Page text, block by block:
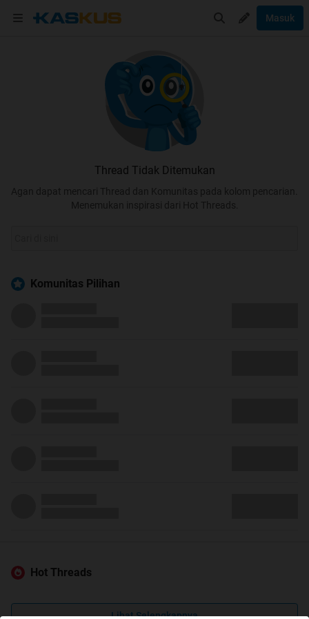
Masuk
Thread Tidak Ditemukan
Agan dapat mencari Thread dan Komunitas pada kolom pencarian.
Menemukan inspirasi dari Hot Threads.
Komunitas Pilihan
Hot Threads
Lihat Selengkapnya